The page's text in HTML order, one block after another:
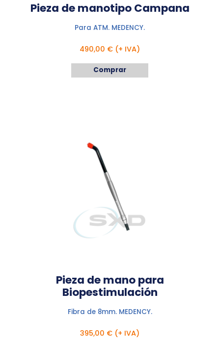
Pieza de manotipo Campana
Para ATM. MEDENCY.
490,00 € (+ IVA)
Comprar
Pieza de mano para
Biopestimulación
Fibra de 8mm. MEDENCY.
395,00 € (+ IVA)